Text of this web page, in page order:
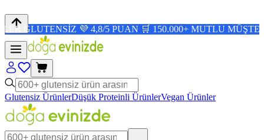
💜 4,8/5 PUAN 🛒 150.000+ MUTLU MÜŞTERİ ✨
Glutensiz ÜrünlerDüşük Proteinli ÜrünlerVegan Ürünler